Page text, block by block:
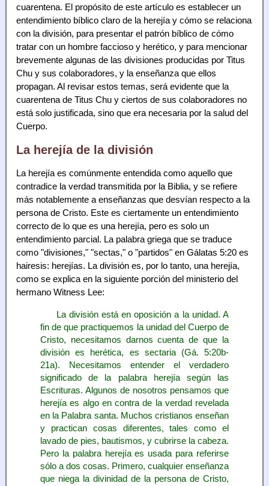
cuarentena. El propósito de este artículo es establecer un
entendimiento bíblico claro de la herejía y cómo se relaciona
con la división, para presentar el patrón bíblico de cómo
tratar con un hombre faccioso y herético, y para mencionar
brevemente algunas de las divisiones producidas por Titus
Chu y sus colaboradores, y la enseñanza que ellos
propagan. Al revisar estos temas, será evidente que la
cuarentena de Titus Chu y ciertos de sus colaboradores no
está solo justificada, sino que era necesaria por la salud del
Cuerpo.
La herejía de la división
La herejía es comúnmente entendida como aquello que
contradice la verdad transmitida por la Biblia, y se refiere
más notablemente a enseñanzas que desvían respecto a la
persona de Cristo. Este es ciertamente un entendimiento
correcto de lo que es una herejía, pero es solo un
entendimiento parcial. La palabra griega que se traduce
como "divisiones," "sectas," o "partidos" en Gálatas 5:20 es
hairesis: herejías. La división es, por lo tanto, una herejía,
como se explica en la siguiente porción del ministerio del
hermano Witness Lee:
La división está en oposición a la unidad. A
fin de que practiquemos la unidad del Cuerpo de
Cristo, necesitamos darnos cuenta de que la
división es herética, es sectaria (Gá. 5:20b-
21a). Necesitamos entender el verdadero
significado de la palabra herejía según las
Escrituras. Algunos de nosotros pensamos que
herejía es algo en contra de la verdad revelada
en la Palabra santa. Muchos cristianos enseñan
y practican cosas diferentes, tales como el
lavado de pies, bautismos, y cubrirse la cabeza.
Pero la palabra herejía es usada para referirse
sólo a dos cosas. Primero, cualquier enseñanza
que niega la divinidad de la persona de Cristo,